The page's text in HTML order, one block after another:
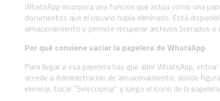
WhatsApp incorpora una función que actúa como una
documentos que el usuario había eliminado. Está
almacenamiento y permite recuperar archivos borrados
Por qué conviene vaciar la papelera de WhatsApp
Para llegar a esa papelera hay que abrir WhatsApp,
accede a Administración de almacenamiento, donde
eliminar, tocar “Seleccionar” y luego el ícono de la